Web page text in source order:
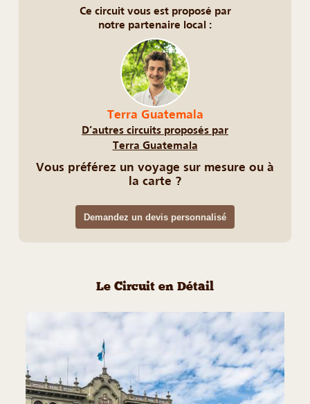
Ce circuit vous est proposé par
notre partenaire local :
Terra Guatemala
D’autres circuits proposés par
Terra Guatemala
Vous préférez un voyage sur mesure ou à
la carte ?
Demandez un devis personnalisé
Le Circuit en Détail